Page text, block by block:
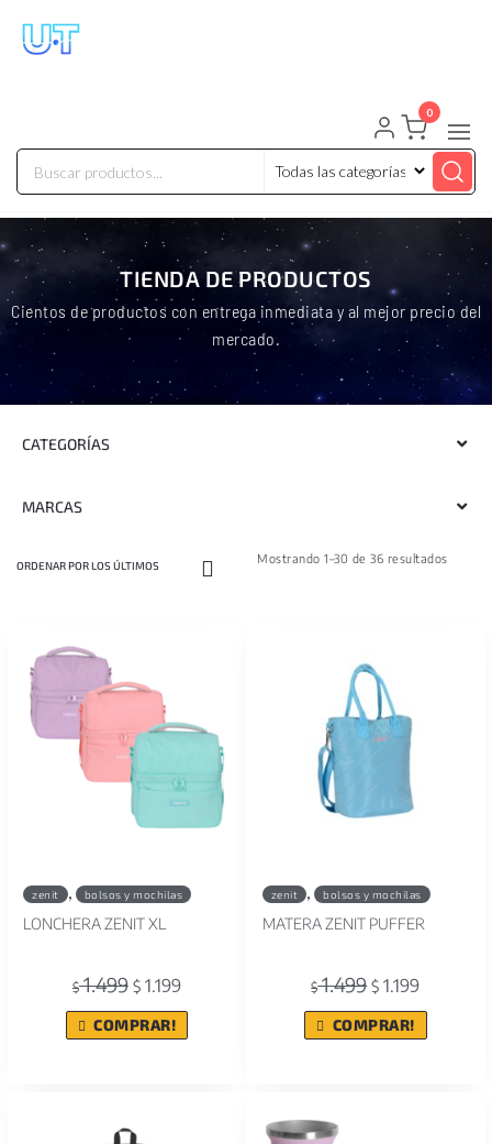
0
TIENDA DE PRODUCTOS
Cientos de productos con entrega inmediata y al mejor precio del
mercado.
CATEGORÍAS
MARCAS
Mostrando 1–30 de 36 resultados
zenit , bolsos y mochilas
LONCHERA ZENIT XL
$1.499 $1.199
COMPRAR!
zenit , bolsos y mochilas
MATERA ZENIT PUFFER
$1.499 $ 1.199
COMPRAR!